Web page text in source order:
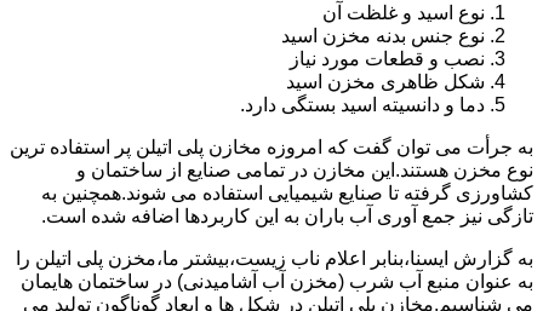
نوع اسید و غلظت آن
نوع جنس بدنه مخزن اسید
نصب و قطعات مورد نیاز
شکل ظاهری مخزن اسید
دما و دانسیته اسید بستگی دارد.
به جرأت می توان گفت که امروزه مخازن پلی اتیلن پر استفاده ترین
نوع مخزن هستند.این مخازن در تمامی صنایع از ساختمان و
کشاورزی گرفته تا صنایع شیمیایی استفاده می شوند.همچنین به
تازگی نیز جمع آوری آب باران به این کاربردها اضافه شده است.
به گزارش ایسنا،بنابر اعلام ناب زیست،بیشتر ما،مخزن پلی اتیلن را
به عنوان منبع آب شرب (مخزن آب آشامیدنی) در ساختمان هایمان
می شناسیم.مخازن پلی اتیلن در شکل ها و ابعاد گوناگون تولید می